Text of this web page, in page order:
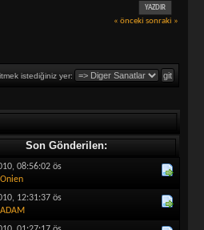
YAZDIR
« önceki sonraki »
istediğiniz yer:
Son Gönderilen:
08:56:02 ös
Onien
12:31:37 ös
ADAM